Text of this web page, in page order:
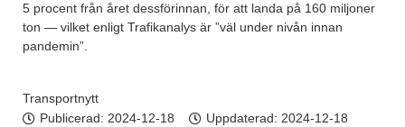
5 procent från året dessförinnan, för att landa på 160 miljoner
ton — vilket enligt Trafikanalys är ”väl under nivån innan
pandemin”.
Transportnytt
Publicerad: 2024-12-18 Uppdaterad: 2024-12-18